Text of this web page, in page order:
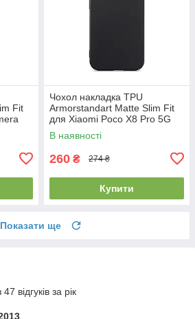
Fit
Чохол накладка TPU
Armorstandart Matte Slim Fit
для Xiaomi Poco X8 Pro 5G
Camera cover Black
(ARM90712)
В наявності
260 ₴ 274 ₴
Купити
Показати ще
відгуків за рік